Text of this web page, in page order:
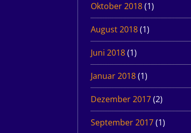
Oktober 2018(1)
August 2018(1)
Juni 2018(1)
Januar 2018(1)
Dezember 2017(2)
September 2017(1)